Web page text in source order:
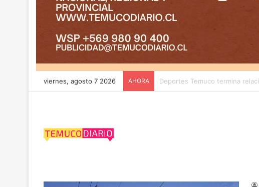
viernes, agosto 7 2026 AHORA
Tala